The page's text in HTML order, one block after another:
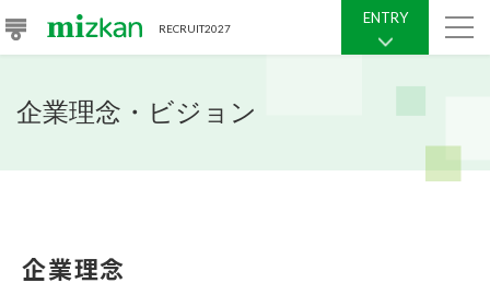
RECRUIT2027
ENTRY
企業理念・ビジョン
企業理念